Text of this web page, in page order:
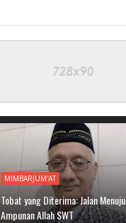
MIMBARJUM'AT
Tobat yang Diterima: Jalan Menuju
Ampunan Allah SWT